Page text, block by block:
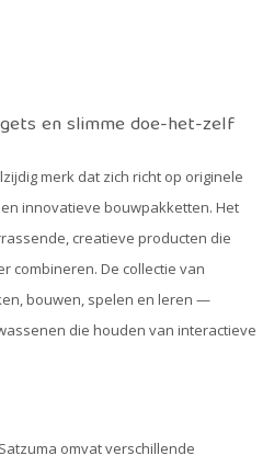
en slimme doe-het-zelf
merk dat zich richt op originele
innovatieve bouwpakketten. Het
creatieve producten die
combineren. De collectie van
bouwen, spelen en leren —
die houden van interactieve
omvat verschillende